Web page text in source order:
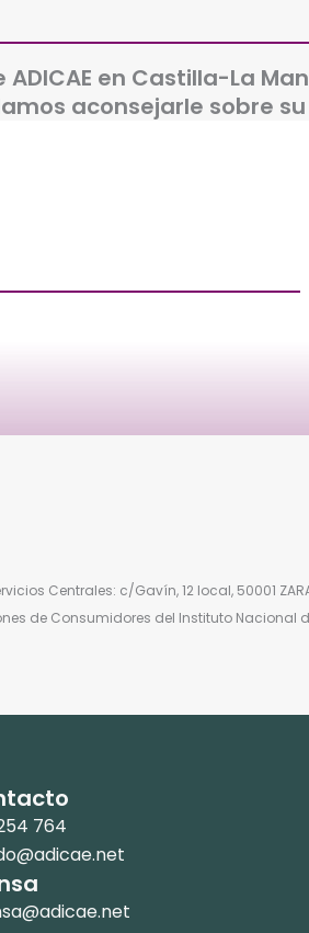
en Castilla-La
aconsejarle sobre
Centrales: c/Gavín, 12 local, 50001
de Consumidores del Instituto Nacional
764